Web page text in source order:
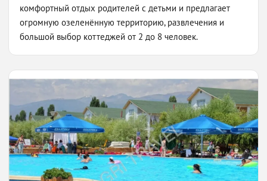
комфортный отдых родителей с детьми и предлагает
огромную озеленённую территорию, развлечения и
большой выбор коттеджей от 2 до 8 человек.